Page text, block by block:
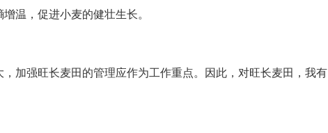
温，促进小麦的健壮生长。
强旺长麦田的管理应作为工作重点。因此，对旺长麦田，我有